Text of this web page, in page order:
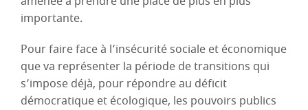
importante.
Pour faire face à l’insécurité sociale et économique
que va représenter la période de transitions qui
s’impose déjà, pour répondre au déficit
démocratique et écologique, les pouvoirs publics